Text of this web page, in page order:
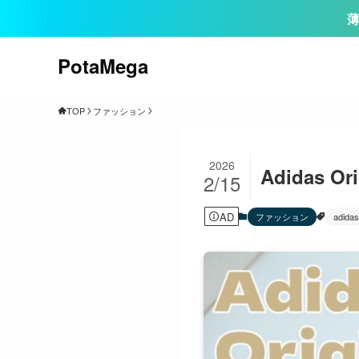
PotaMega
TOP ファッション
Adidas
2026
2/15
AD ファッション adidas